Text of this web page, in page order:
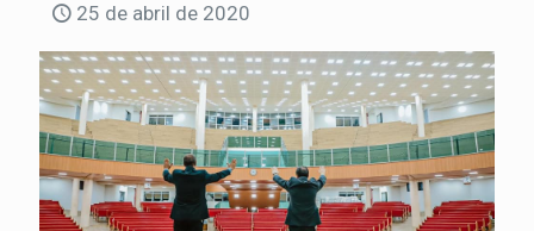
25 de abril de 2020